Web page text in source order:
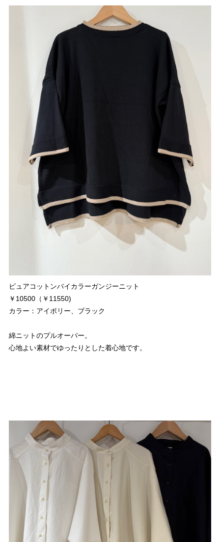
ピュアコットンバイカラーガンジーニット
￥10500（￥11550)
カラー：アイボリー、ブラック
綿ニットのプルオーバー。
心地よい素材でゆったりとした着心地です。